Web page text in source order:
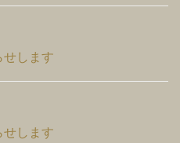
せします
せします